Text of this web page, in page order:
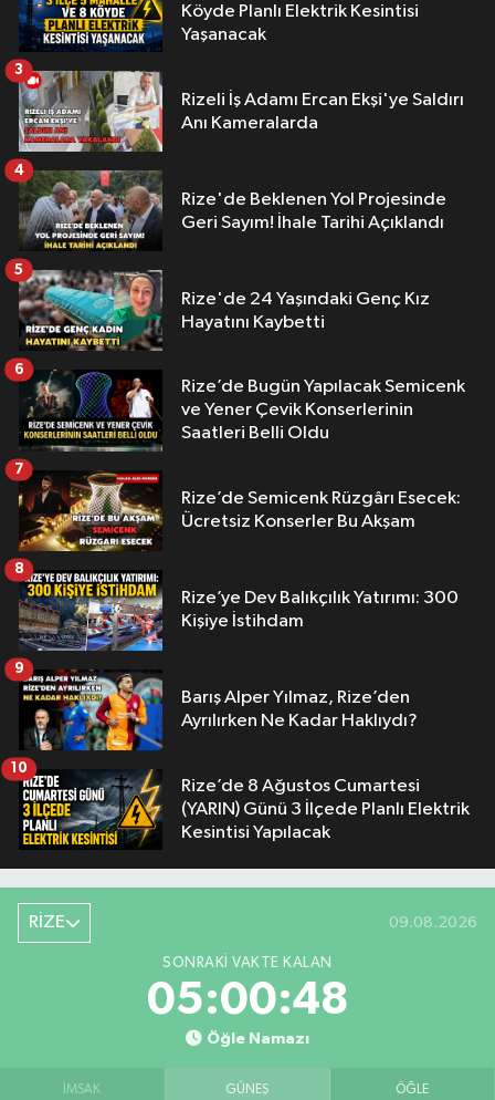
Köyde Planlı Elektrik Kesintisi
Yaşanacak
Rizeli İş Adamı Ercan Ekşi'ye Saldırı
Anı Kameralarda
3
Rize'de Beklenen Yol Projesinde
Geri Sayım! İhale Tarihi Açıklandı
4
Rize'de 24 Yaşındaki Genç Kız
Hayatını Kaybetti
5
Rize’de Bugün Yapılacak Semicenk
ve Yener Çevik Konserlerinin
Saatleri Belli Oldu
6
Rize’de Semicenk Rüzgârı Esecek:
Ücretsiz Konserler Bu Akşam
7
Rize’ye Dev Balıkçılık Yatırımı: 300
Kişiye İstihdam
8
Barış Alper Yılmaz, Rize’den
Ayrılırken Ne Kadar Haklıydı?
9
Rize’de 8 Ağustos Cumartesi
(YARIN) Günü 3 İlçede Planlı Elektrik
Kesintisi Yapılacak
10
RİZE 09.08.2026
SONRAKI VAKTE KALAN
05:00:47
Öğle Namazı
İMSAK GÜNEŞ ÖĞLE